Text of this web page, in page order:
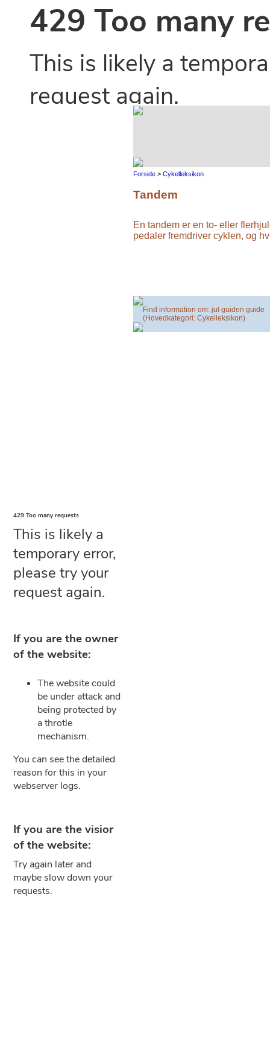
Forside > Cykelleksikon
Tandem
En tandem er en to- eller
pedaler fremdriver cyklen, og
Find information om: jul guiden guide
(Hovedkategori: Cykelleksikon)